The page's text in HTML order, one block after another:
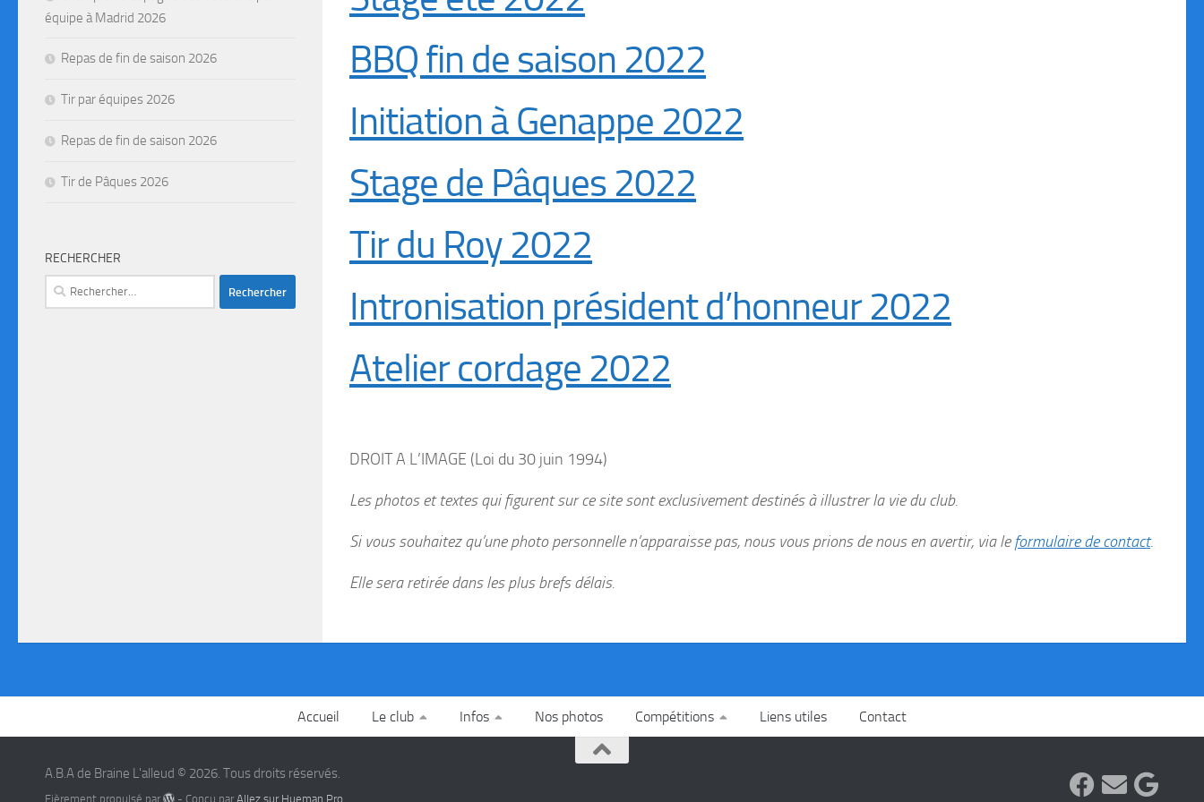
BBQ fin de saison 2022
Initiation à Genappe 2022
Stage de Pâques 2022
Tir du Roy 2022
Intronisation président d’honneur 2022
Atelier cordage 2022
DROIT A L’IMAGE (Loi du 30 juin 1994)
Les photos et textes qui figurent sur ce site sont exclusivement destinés à illustrer la vie du club.
Si vous souhaitez qu’une photo personnelle n’apparaisse pas, nous vous prions de nous en avertir, via leformulaire de contact.
Elle sera retirée dans les plus brefs délais.
équipe à Madrid 2026
Repas de fin de saison 2026
Tir par équipes 2026
Repas de fin de saison 2026
Tir de Pâques 2026
RECHERCHER
Accueil Le club Infos Nos photos Compétitions Liens utiles Contact
A.B.A de Braine L'alleud © 2026. Tous droits réservés.
Fièrement propulsé par - Conçu parAllez sur Hueman Pro